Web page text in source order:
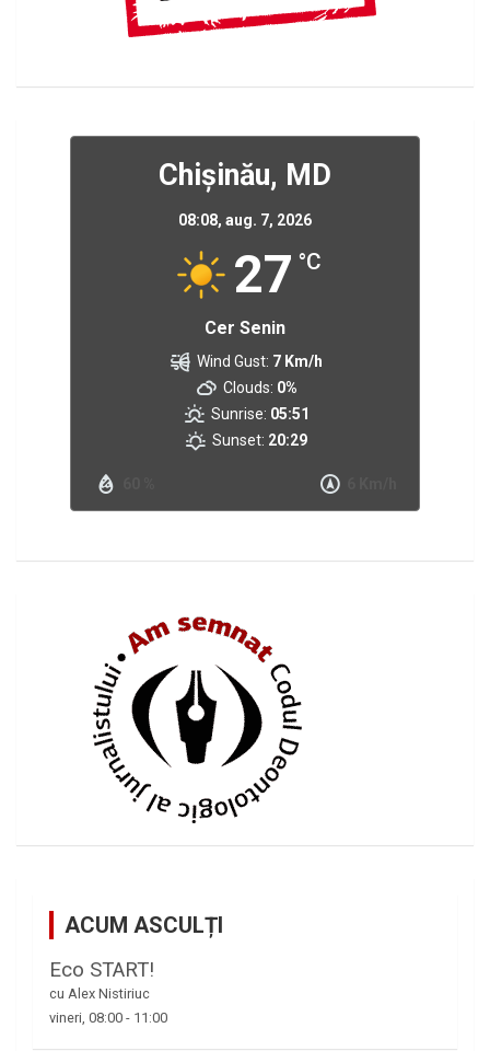
Chișinău, MD
08:08, aug. 7, 2026
27 °C
Cer Senin
Wind Gust: 7 Km/h
Clouds: 0%
Sunrise: 05:51
Sunset: 20:29
ACUM ASCULȚI
Eco START!
cu Alex Nistiriuc
vineri, 08:00 - 11:00